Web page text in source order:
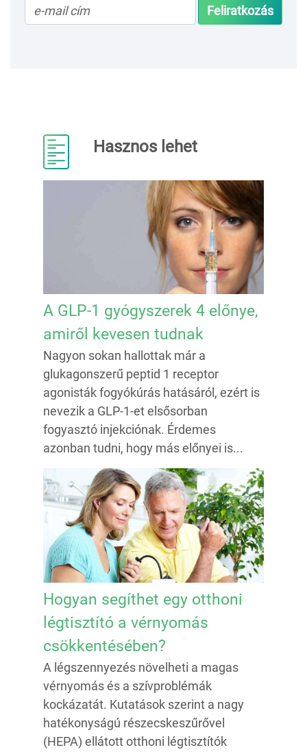
Feliratkozás
Hasznos lehet
A GLP-1 gyógyszerek 4 előnye,
amiről kevesen tudnak
Nagyon sokan hallottak már a
glukagonszerű peptid 1 receptor
agonisták fogyókúrás hatásáról, ezért is
nevezik a GLP-1-et elsősorban
fogyasztó injekciónak. Érdemes
azonban tudni, hogy más előnyei is...
Hogyan segíthet egy otthoni
légtisztító a vérnyomás
csökkentésében?
A légszennyezés növelheti a magas
vérnyomás és a szívproblémák
kockázatát. Kutatások szerint a nagy
hatékonyságú részecskeszűrővel
(HEPA) ellátott otthoni légtisztítók